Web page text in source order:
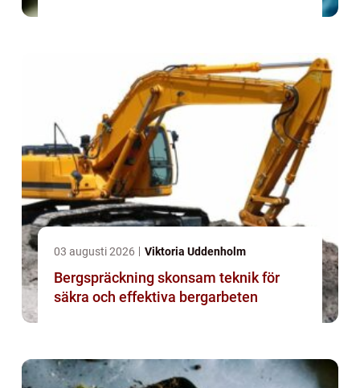
03 augusti 2026 Viktoria Uddenholm
Bergspräckning skonsam teknik för
säkra och effektiva bergarbeten